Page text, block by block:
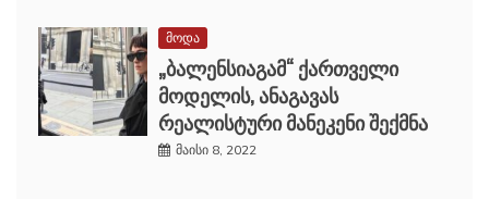
მოდა
„ბალენსიაგამ“ ქართველი
მოდელის, ანაგავას
რეალისტური მანეკენი შექმნა
მაისი 8, 2022